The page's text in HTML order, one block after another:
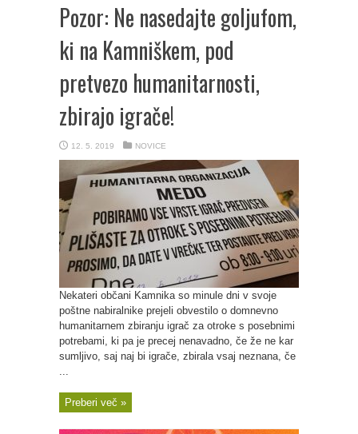
Pozor: Ne nasedajte goljufom,
ki na Kamniškem, pod
pretvezo humanitarnosti,
zbirajo igrače!
12. 5. 2019 NOVICE
Nekateri občani Kamnika so minule dni v svoje
poštne nabiralnike prejeli obvestilo o domnevno
humanitarnem zbiranju igrač za otroke s posebnimi
potrebami, ki pa je precej nenavadno, če že ne kar
sumljivo, saj naj bi igrače, zbirala vsaj neznana, če
...
Preberi več »